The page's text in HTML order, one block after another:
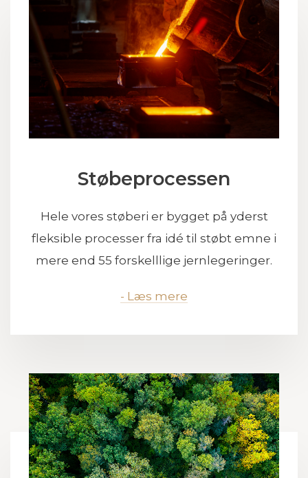
Støbeprocessen
Hele vores støberi er bygget på yderst
fleksible processer fra idé til støbt emne i
mere end 55 forskelllige jernlegeringer.
- Læs mere